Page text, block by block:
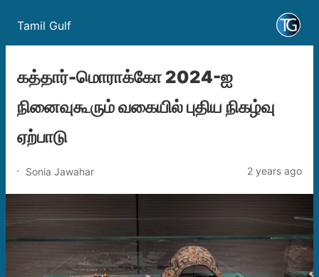
Tamil Gulf
கத்தார்-மொராக்கோ 2024-ஐ
நினைவுகூரும் வகையில் புதிய நிகழ்வு
ஏற்பாடு
Sonia Jawahar 2 years ago